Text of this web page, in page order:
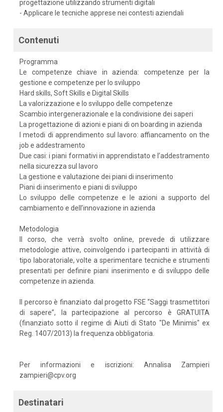
progettazione utilizzando strumenti digitali
- Applicare le tecniche apprese nei contesti aziendali
Contenuti
Programma
Le competenze chiave in azienda: competenze per la
gestione e competenze per lo sviluppo
Hard skills, Soft Skills e Digital Skills
La valorizzazione e lo sviluppo delle competenze
Scambio intergenerazionale e la condivisione dei saperi
La progettazione di azioni e piani di on boarding in azienda
I metodi di apprendimento sul lavoro: affiancamento on the
job e addestramento
Due casi: i piani formativi in apprendistato e l’addestramento
nella sicurezza sul lavoro
La gestione e valutazione dei piani di inserimento
Piani di inserimento e piani di sviluppo
Lo sviluppo delle competenze e le azioni a supporto del
cambiamento e dell’innovazione in azienda
Metodologia
Il corso, che verrà svolto online, prevede di utilizzare
metodologie attive, coinvolgendo i partecipanti in attività di
tipo laboratoriale, volte a sperimentare tecniche e strumenti
presentati per definire piani inserimento e di sviluppo delle
competenze in azienda.
Il percorso è finanziato dal progetto FSE “Saggi trasmettitori
di sapere”, la partecipazione al percorso è GRATUITA
(finanziato sotto il regime di Aiuti di Stato "De Minimis" ex
Reg. 1407/2013) la frequenza obbligatoria.
Per informazioni e iscrizioni: Annalisa Zampieri
zampieri@cpv.org
Destinatari